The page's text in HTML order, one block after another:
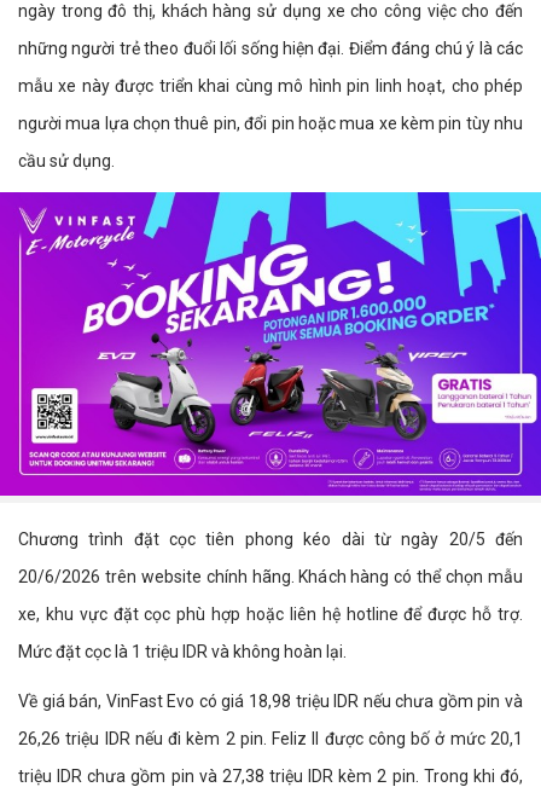
ngày trong đô thị, khách hàng sử dụng xe cho công việc cho đến
những người trẻ theo đuổi lối sống hiện đại. Điểm đáng chú ý là các
mẫu xe này được triển khai cùng mô hình pin linh hoạt, cho phép
người mua lựa chọn thuê pin, đổi pin hoặc mua xe kèm pin tùy nhu
cầu sử dụng.
Chương trình đặt cọc tiên phong kéo dài từ ngày 20/5 đến
20/6/2026 trên website chính hãng. Khách hàng có thể chọn mẫu
xe, khu vực đặt cọc phù hợp hoặc liên hệ hotline để được hỗ trợ.
Mức đặt cọc là 1 triệu IDR và không hoàn lại.
Về giá bán, VinFast Evo có giá 18,98 triệu IDR nếu chưa gồm pin và
26,26 triệu IDR nếu đi kèm 2 pin. Feliz II được công bố ở mức 20,1
triệu IDR chưa gồm pin và 27,38 triệu IDR kèm 2 pin. Trong khi đó,